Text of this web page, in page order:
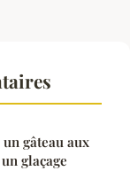
gâteau aux
glaçage